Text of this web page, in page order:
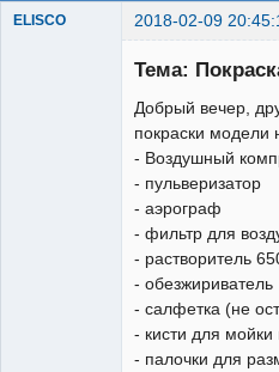
ELISCO 2018-02-09
Тема:
Добрый вечер,
покраски модели
- Воздушный
- пульверизатор
- аэрограф
- фильтр для
- растворитель
- обезжириватель
- салфетка (не
- кисти для мойки
- палочки для